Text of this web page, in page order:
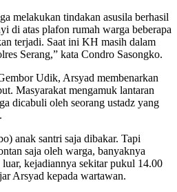
melakukan tindakan asusila berhasil
di atas plafon rumah warga beberapa
terjadi. Saat ini KH masih dalam
Serang,” kata Condro Sasongko.
Udik, Arsyad membenarkan
Masyarakat mengamuk lantaran
dicabuli oleh seorang ustadz yang
anak santri saja dibakar. Tapi
saja oleh warga, banyaknya
kejadiannya sekitar pukul 14.00
Arsyad kepada wartawan.